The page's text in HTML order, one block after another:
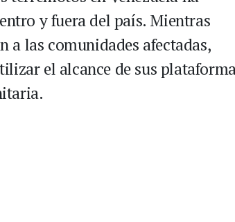
y fuera del país. Mientras
a las comunidades afectadas,
el alcance de sus